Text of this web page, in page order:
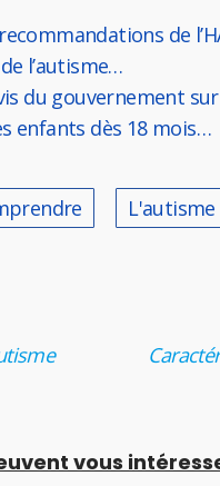
de
l’autisme…
du gouvernement
enfants dès 18 mois…
L'autisme
vous